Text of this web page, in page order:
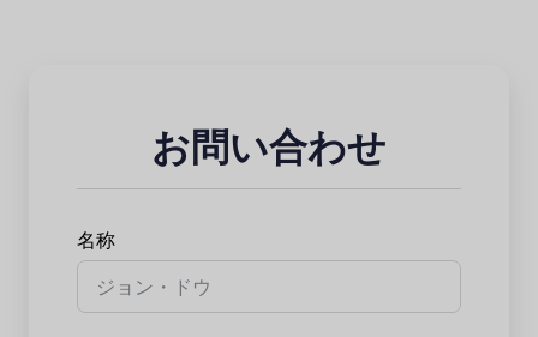
お問い合わせ
名称